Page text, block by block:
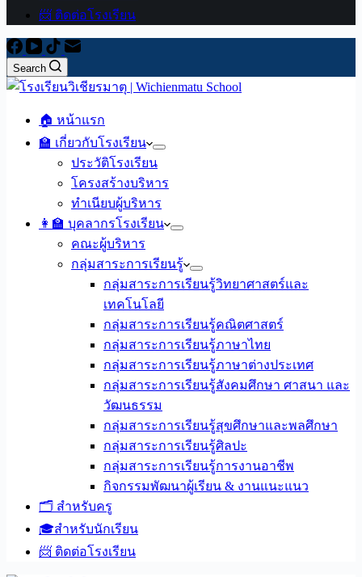
📨 ติดต่อโรงเรียน
Search
🏠 หน้าแรก
🏫 เกี่ยวกับโรงเรียน
ประวัติโรงเรียน
โครงสร้างบริหาร
ทำเนียบผู้บริหาร
👩‍🏫 บุคลากรโรงเรียน
คณะผู้บริหาร
กลุ่มสาระการเรียนรู้
กลุ่มสาระการเรียนรู้วิทยาศาสตร์และ
เทคโนโลยี
กลุ่มสาระการเรียนรู้คณิตศาสตร์
กลุ่มสาระการเรียนรู้ภาษาไทย
กลุ่มสาระการเรียนรู้ภาษาต่างประเทศ
กลุ่มสาระการเรียนรู้สังคมศึกษา ศาสนา และ
วัฒนธรรม
กลุ่มสาระการเรียนรู้สุขศึกษาและพลศึกษา
กลุ่มสาระการเรียนรู้ศิลปะ
กลุ่มสาระการเรียนรู้การงานอาชีพ
กิจกรรมพัฒนาผู้เรียน & งานแนะแนว
🗂️ สำหรับครู
🎓สำหรับนักเรียน
📨 ติดต่อโรงเรียน